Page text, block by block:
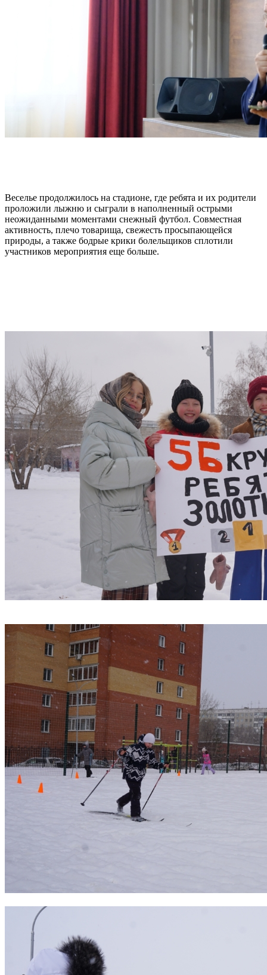
Веселье продолжилось на стадионе, где ребята и их родители
проложили лыжню и сыграли в наполненный острыми
неожиданными моментами снежный футбол. Совместная
активность, плечо товарища, свежесть просыпающейся
природы, а также бодрые крики болельщиков сплотили
участников мероприятия еще больше.